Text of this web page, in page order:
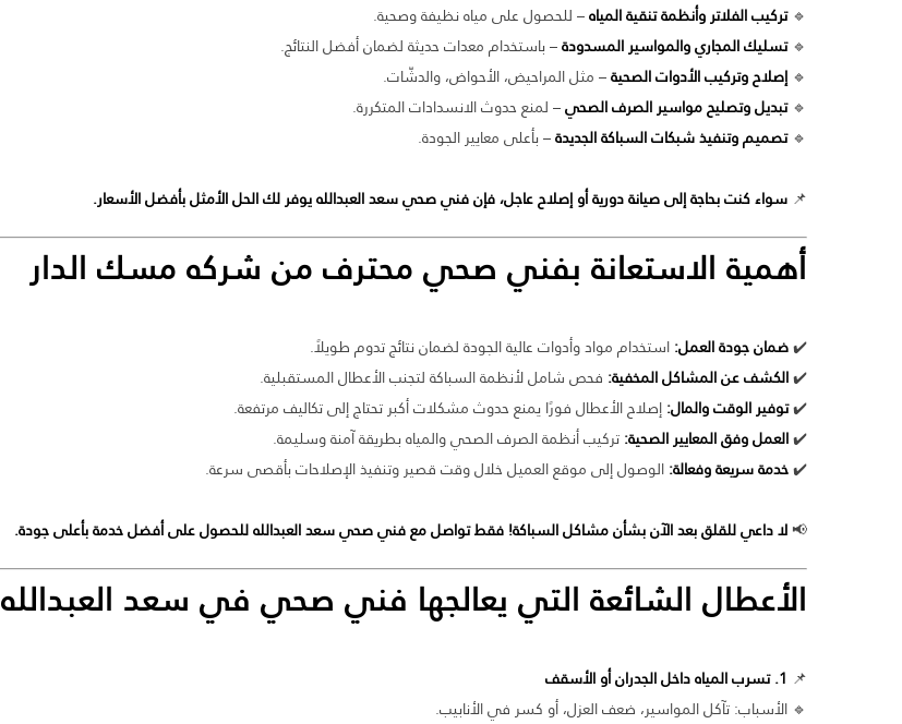
🔹تركيب الفلاتر وأنظمة تنقية المياه– للحصول على مياه نظيفة وصحية.
🔹تسليك المجاري والمواسير المسدودة– باستخدام معدات حديثة لضمان أفضل النتائج.
🔹 إصلاح وتركيب الأدوات الصحية– مثل المراحيض، الأحواض، والدشّات.
🔹تبديل وتصليح مواسير الصرف الصحي– لمنع حدوث الانسدادات المتكررة.
🔹تصميم وتنفيذ شبكات السباكة الجديدة– بأعلى معايير الجودة.
📌 سواء كنت بحاجة إلى صيانة دورية أو إصلاح عاجل، فإن فني صحي سعد العبدالله يوفر لك الحل الأمثل بأفضل الأسعار.
أهمية الاستعانة بفني صحي محترف من شركه مسك الدار
✔️ضمان جودة العمل:استخدام مواد وأدوات عالية الجودة لضمان نتائج تدوم طويلاً.
✔️الكشف عن المشاكل المخفية: فحص شامل لأنظمة السباكة لتجنب الأعطال المستقبلية.
✔️توفير الوقت والمال:إصلاح الأعطال فورًا يمنع حدوث مشكلات أكبر تحتاج إلى تكاليف مرتفعة.
✔️العمل وفق المعايير الصحية:تركيب أنظمة الصرف الصحي والمياه بطريقة آمنة وسليمة.
✔️خدمة سريعة وفعالة:الوصول إلى موقع العميل خلال وقت قصير وتنفيذ الإصلاحات بأقصى سرعة.
📢لا داعي للقلق بعد الآن بشأن مشاكل السباكة! فقط تواصل مع فني صحي سعد العبدالله للحصول على أفضل خدمة بأعلى جودة.
الأعطال الشائعة التي يعالجها فني صحي في سعد العبدالله
📌 1. تسرب المياه داخل الجدران أو الأسقف
🔹 الأسباب: تآكل المواسير، ضعف العزل، أو كسر في الأنابيب.